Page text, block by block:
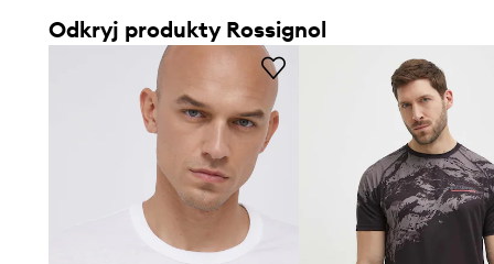
Odkryj produkty Rossignol